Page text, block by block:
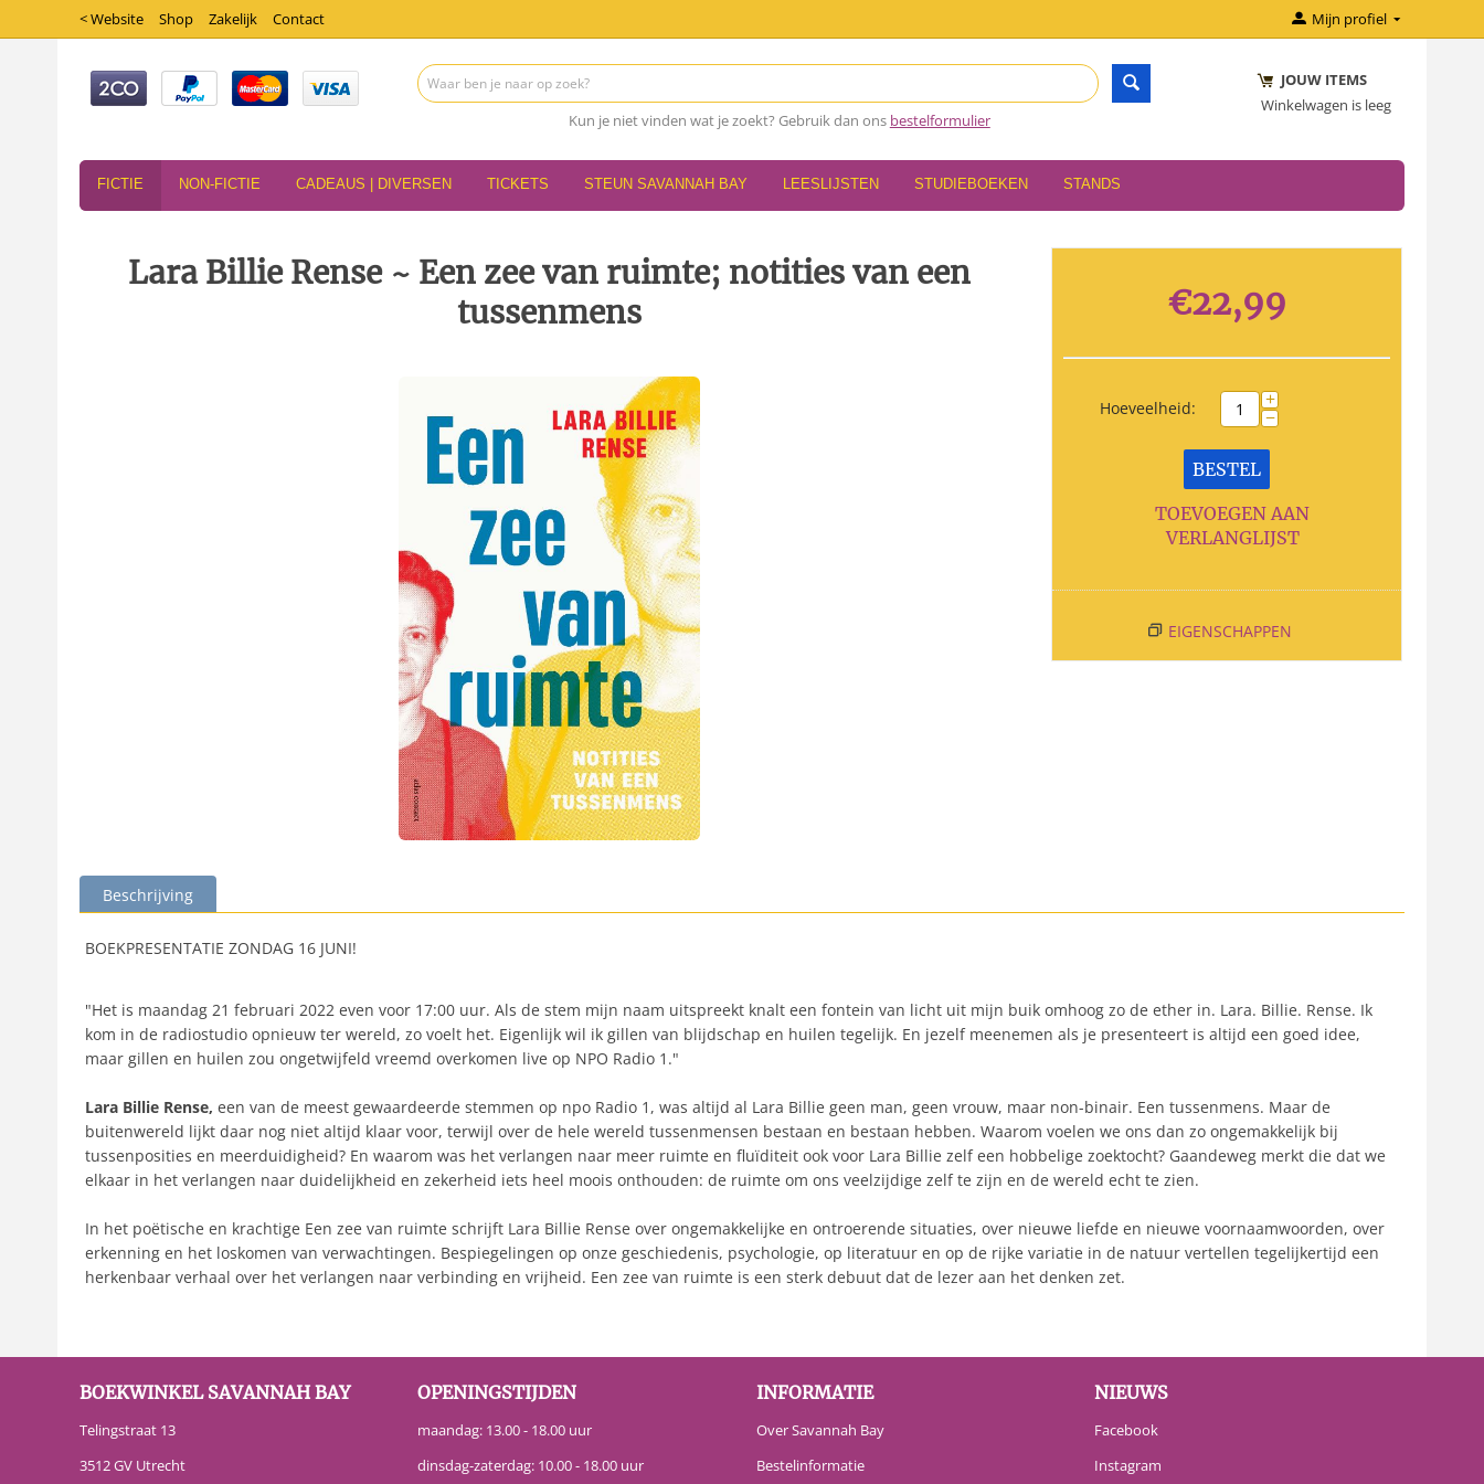
< Website Shop Zakelijk Contact Mijn profiel
Kun je niet vinden wat je zoekt? Gebruik dan ons bestelformulier
JOUW ITEMS
Winkelwagen is leeg
FICTIE NON-FICTIE CADEAUS | DIVERSEN TICKETS STEUN SAVANNAH BAY LEESLIJSTEN STUDIEBOEKEN STANDS
Lara Billie Rense ~ Een zee van ruimte; notities van een
tussenmens
€22,99
Hoeveelheid: +
−
BESTEL
TOEVOEGEN AAN
VERLANGLIJST
EIGENSCHAPPEN
Beschrijving
BOEKPRESENTATIE ZONDAG 16 JUNI!
"Het is maandag 21 februari 2022 even voor 17:00 uur. Als de stem mijn naam uitspreekt knalt een fontein van licht uit mijn buik omhoog zo de ether in. Lara. Billie. Rense. Ik
kom in de radiostudio opnieuw ter wereld, zo voelt het. Eigenlijk wil ik gillen van blijdschap en huilen tegelijk. En jezelf meenemen als je presenteert is altijd een goed idee,
maar gillen en huilen zou ongetwijfeld vreemd overkomen live op NPO Radio 1."
Lara Billie Rense, een van de meest gewaardeerde stemmen op npo Radio 1, was altijd al Lara Billie geen man, geen vrouw, maar non-binair. Een tussenmens. Maar de
buitenwereld lijkt daar nog niet altijd klaar voor, terwijl over de hele wereld tussenmensen bestaan en bestaan hebben. Waarom voelen we ons dan zo ongemakkelijk bij
tussenposities en meerduidigheid? En waarom was het verlangen naar meer ruimte en fluïditeit ook voor Lara Billie zelf een hobbelige zoektocht? Gaandeweg merkt die dat we
elkaar in het verlangen naar duidelijkheid en zekerheid iets heel moois onthouden: de ruimte om ons veelzijdige zelf te zijn en de wereld echt te zien.
In het poëtische en krachtige Een zee van ruimte schrijft Lara Billie Rense over ongemakkelijke en ontroerende situaties, over nieuwe liefde en nieuwe voornaamwoorden, over
erkenning en het loskomen van verwachtingen. Bespiegelingen op onze geschiedenis, psychologie, op literatuur en op de rijke variatie in de natuur vertellen tegelijkertijd een
herkenbaar verhaal over het verlangen naar verbinding en vrijheid. Een zee van ruimte is een sterk debuut dat de lezer aan het denken zet.
BOEKWINKEL SAVANNAH BAY
Telingstraat 13
3512 GV Utrecht
OPENINGSTIJDEN
maandag: 13.00 - 18.00 uur
dinsdag-zaterdag: 10.00 - 18.00 uur
INFORMATIE
Over Savannah Bay
Bestelinformatie
NIEUWS
Facebook
Instagram